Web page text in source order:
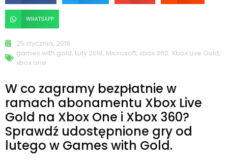
WHATSAPP
25 stycznia, 2018
games with gold, Luty 2018, Microsoft, xbox 360, Xbox Live Gold,
xbox one
W co zagramy bezpłatnie w
ramach abonamentu Xbox Live
Gold na Xbox One i Xbox 360?
Sprawdź udostępnione gry od
lutego w Games with Gold.